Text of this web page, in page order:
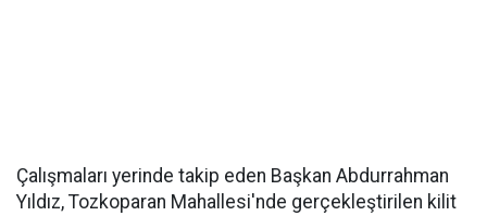
Çalışmaları yerinde takip eden Başkan Abdurrahman
Yıldız, Tozkoparan Mahallesi'nde gerçekleştirilen kilit